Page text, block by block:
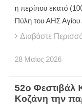
η περίπου εκατό
Πύλη του ΑΗΣ Αγίου
Διαβάστε
28 Μαϊος 2026
52ο Φεστιβάλ
Κοζάνη την